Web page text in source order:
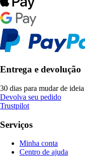
Entrega e devolução
30 dias para mudar de ideia
Devolva seu pedido
Trustpilot
Serviços
Minha conta
Centro de ajuda